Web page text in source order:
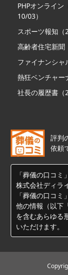
PHPオンライ
10/03）
スポーツ報知（
高齢者住宅新聞
ファイナンシャ
熱狂ベンチャー
社長の履歴書（
評判
依頼
「葬儀の口コ
株式会社ディラ
「葬儀の口コ
他の情報（以下
を含むあらゆる
いただけます。